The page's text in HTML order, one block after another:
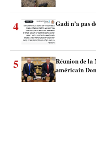
4 Gadi n’a pas
5
Réunion de la
américain